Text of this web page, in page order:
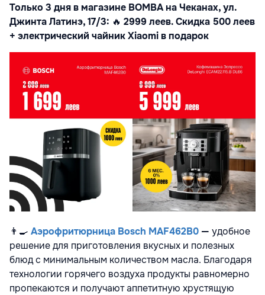
Только 3 дня в магазине BOMBA на Чеканах, ул.
Джинта Латинэ, 17/3: 🔥 2999 леев. Скидка 500 леев
+ электрический чайникXiaomi в подарок
👨‍🍳 Аэрофритюрница Bosch MAF462B0 — удобное
решение для приготовления вкусных и полезных
блюд с минимальным количеством масла. Благодаря
технологии горячего воздуха продукты равномерно
пропекаются и получают аппетитную хрустящую